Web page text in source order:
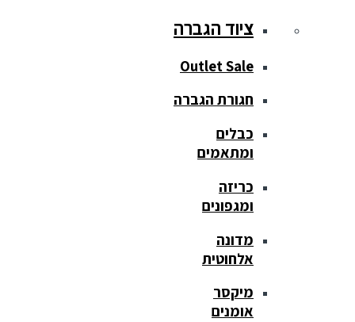
ציוד הגברה
Outlet Sale
חגורת הגברה
כבלים
ומתאמים
כריזה
ומגפונים
מדונה
אלחוטית
מיקסר
אומנים